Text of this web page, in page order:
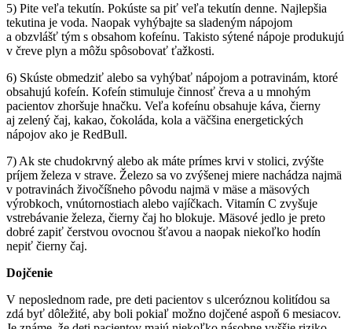
5) Pite veľa tekutín. Pokúste sa piť veľa tekutín denne. Najlepšia
tekutina je voda. Naopak vyhýbajte sa sladeným nápojom
a obzvlášť tým s obsahom kofeínu. Takisto sýtené nápoje produkujú
v čreve plyn a môžu spôsobovať ťažkosti.
6) Skúste obmedziť alebo sa vyhýbať nápojom a potravinám, ktoré
obsahujú kofeín. Kofeín stimuluje činnosť čreva a u mnohým
pacientov zhoršuje hnačku. Veľa kofeínu obsahuje káva, čierny
aj zelený čaj, kakao, čokoláda, kola a väčšina energetických
nápojov ako je RedBull.
7) Ak ste chudokrvný alebo ak máte prímes krvi v stolici, zvýšte
príjem železa v strave. Železo sa vo zvýšenej miere nachádza najmä
v potravinách živočíšneho pôvodu najmä v mäse a mäsových
výrobkoch, vnútornostiach alebo vajíčkach. Vitamín C zvyšuje
vstrebávanie železa, čierny čaj ho blokuje. Mäsové jedlo je preto
dobré zapiť čerstvou ovocnou šťavou a naopak niekoľko hodín
nepiť čierny čaj.
Dojčenie
V neposlednom rade, pre deti pacientov s ulceróznou kolitídou sa
zdá byť dôležité, aby boli pokiaľ možno dojčené aspoň 6 mesiacov.